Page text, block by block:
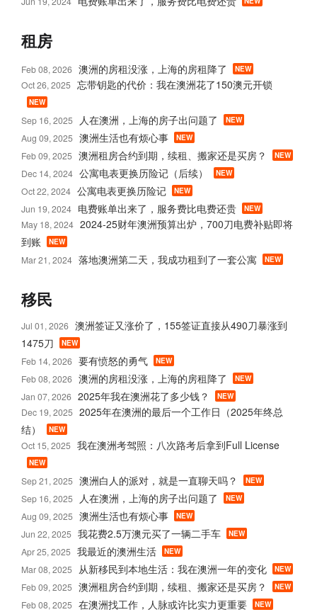
租房
Feb 08, 2026 澳洲的房租没涨，上海的房租降了 NEW
Oct 26, 2025 忘带钥匙的代价：我在澳洲花了150澳元开锁
NEW
Sep 16, 2025 人在澳洲，上海的房子出问题了 NEW
Aug 09, 2025 澳洲生活也有烦心事 NEW
Feb 09, 2025 澳洲租房合约到期，续租、搬家还是买房？ NEW
Dec 14, 2024 公寓电表更换历险记（后续） NEW
Oct 22, 2024 公寓电表更换历险记 NEW
Jun 19, 2024 电费账单出来了，服务费比电费还贵 NEW
May 18, 2024 2024-25财年澳洲预算出炉，700刀电费补贴即将
到账
NEW
Mar 21, 2024 落地澳洲第二天，我成功租到了一套公寓 NEW
移民
Jul 01, 2026 澳洲签证又涨价了，155签证直接从490刀暴涨到
1475刀
NEW
Feb 14, 2026 要有愤怒的勇气 NEW
Feb 08, 2026 澳洲的房租没涨，上海的房租降了 NEW
Jan 07, 2026 2025年我在澳洲花了多少钱？ NEW
Dec 19, 2025 2025年在澳洲的最后一个工作日（2025年终总
结）
NEW
Oct 15, 2025 我在澳洲考驾照：八次路考后拿到Full License
NEW
Sep 21, 2025 澳洲白人的派对，就是一直聊天吗？ NEW
Sep 16, 2025 人在澳洲，上海的房子出问题了 NEW
Aug 09, 2025 澳洲生活也有烦心事 NEW
Jun 22, 2025 我花费2.5万澳元买了一辆二手车 NEW
Apr 25, 2025 我最近的澳洲生活 NEW
Mar 08, 2025 从新移民到本地生活：我在澳洲一年的变化 NEW
Feb 09, 2025 澳洲租房合约到期，续租、搬家还是买房？ NEW
Feb 08, 2025 在澳洲找工作，人脉或许比实力更重要 NEW